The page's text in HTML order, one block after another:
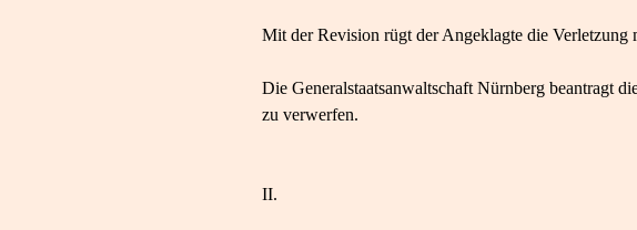
Mit der Revision rügt der Angeklagte die Verletzung
Die Generalstaatsanwaltschaft Nürnberg beantragt
zu verwerfen.
II.